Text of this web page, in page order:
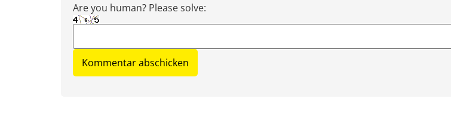
Are you human? Please solve: